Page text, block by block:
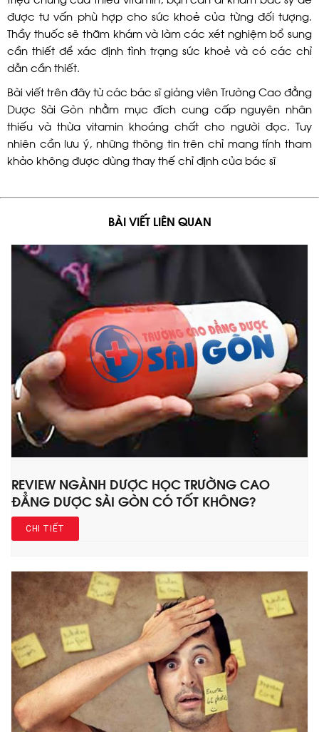
được tư vấn phù hợp cho sức khoẻ của từng đối tượng.
Thầy thuốc sẽ thăm khám và làm các xét nghiệm bổ sung
cần thiết để xác định tình trạng sức khoẻ và có các chỉ
dẫn cần thiết.
Bài viết trên đây từ các bác sĩ giảng viên Trường Cao đẳng
Dược Sài Gòn nhằm mục đích cung cấp nguyên nhân
thiếu và thừa vitamin khoáng chất cho người đọc. Tuy
nhiên cần lưu ý, những thông tin trên chỉ mang tính tham
khảo không được dùng thay thế chỉ định của bác sĩ
BÀI VIẾT LIÊN QUAN
REVIEW NGÀNH DƯỢC HỌC TRƯỜNG CAO
ĐẲNG DƯỢC SÀI GÒN CÓ TỐT KHÔNG?
CHI TIẾT